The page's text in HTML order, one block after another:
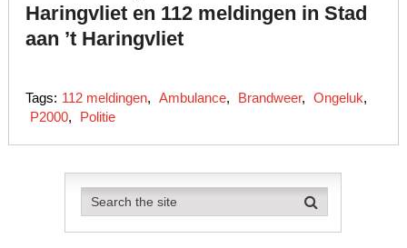
Haringvliet en 112 meldingen in Stad
aan ’t Haringvliet
Tags: 112 meldingen, Ambulance, Brandweer, Ongeluk,
P2000, Politie